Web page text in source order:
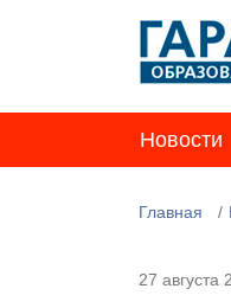
Новости
Главная
27 августа